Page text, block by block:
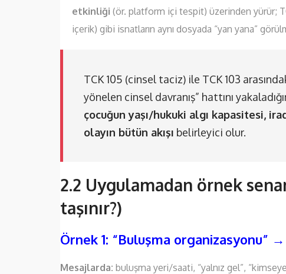
etkinliği (ör. platform içi tespit) üzerinden yürür;
içerik) gibi isnatların aynı dosyada “yan yana”
TCK 105 (cinsel taciz) ile TCK 103
yönelen cinsel davranış” hattını
çocuğun yaşı/hukuki algı kapasitesi,
olayın bütün akışı belirleyici olur.
2.2 Uygulamadan örnek
taşınır?)
Örnek 1: “Buluşma organizasyonu” →
Mesajlarda: buluşma yeri/saati, “yalnız gel”,